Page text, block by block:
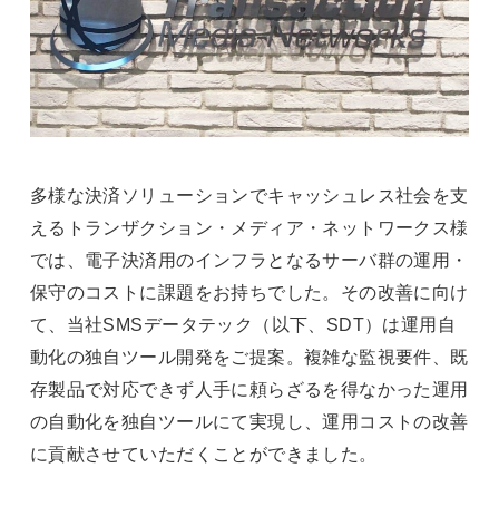
多様な決済ソリューションでキャッシュレス社会を支
えるトランザクション・メディア・ネットワークス様
では、電子決済用のインフラとなるサーバ群の運用・
保守のコストに課題をお持ちでした。その改善に向け
て、当社SMSデータテック（以下、SDT）は運用自
動化の独自ツール開発をご提案。複雑な監視要件、既
存製品で対応できず人手に頼らざるを得なかった運用
の自動化を独自ツールにて実現し、運用コストの改善
に貢献させていただくことができました。